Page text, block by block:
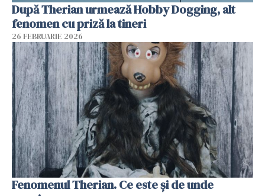
După Therian urmează Hobby Dogging, alt
fenomen cu priză la tineri
26 FEBRUARIE 2026
Fenomenul Therian. Ce este și de unde